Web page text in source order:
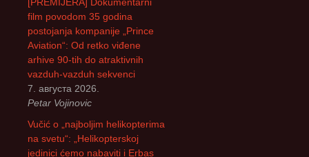
а
а
film povodom 35 godina
postojanja kompanije „Prince
Aviation“: Od retko viđene
arhive 90-tih do atraktivnih
vazduh-vazduh sekvenci
7. августа 2026.
Petar Vojinovic
Vučić o „najboljim helikopterima
na svetu“: „Helikopterskoj
jedinici ćemo nabaviti i Erbas